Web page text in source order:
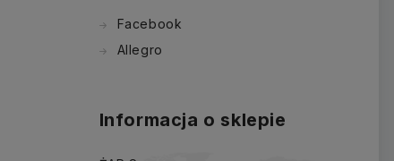
Facebook
Allegro
Informacja o sklepie